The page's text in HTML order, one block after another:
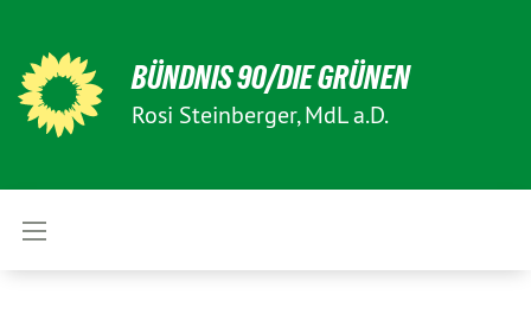
BÜNDNIS 90/DIE GRÜNEN
Rosi Steinberger, MdL a.D.